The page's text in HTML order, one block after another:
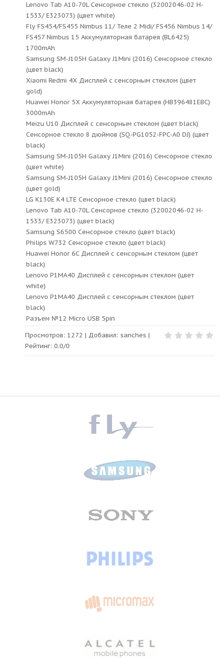
Lenovo Tab A10-70L Сенсорное стекло (32002046-02 H-
1533/ E323073) (цвет white)
Fly FS454/FS455 Nimbus 11/ Теле 2 Midi/ FS456 Nimbus 14/
FS457 Nimbus 15 Аккумуляторная батарея (BL6425)
1700mAh
Samsung SM-J105H Galaxy J1Mini (2016) Сенсорное стекло
(цвет black)
Xiaomi Redmi 4X Дисплей с сенсорным стеклом (цвет
gold)
Huawei Honor 5X Аккумуляторная батарея (HB396481EBC)
3000mAh
Meizu U10 Дисплей с сенсорным стеклом (цвет black)
Сенсорное стекло 8 дюймов (SQ-PG1052-FPC-A0 DJ) (цвет
black)
Samsung SM-J105H Galaxy J1Mini (2016) Сенсорное стекло
(цвет white)
Samsung SM-J105H Galaxy J1Mini (2016) Сенсорное стекло
(цвет gold)
LG K130E K4 LTE Сенсорное стекло (цвет black)
Lenovo Tab A10-70L Сенсорное стекло (32002046-02 H-
1533/ E323073) (цвет black)
Samsung S6500 Сенсорное стекло (цвет black)
Philips W732 Сенсорное стекло (цвет black)
Huawei Honor 6C Дисплей с сенсорным стеклом (цвет
black)
Lenovo P1MA40 Дисплей с сенсорным стеклом (цвет
white)
Lenovo P1MA40 Дисплей с сенсорным стеклом (цвет
black)
Разъем №12 Micro USB 5pin
Просмотров: 1272 | Добавил: sanches |
Рейтинг: 0.0/0